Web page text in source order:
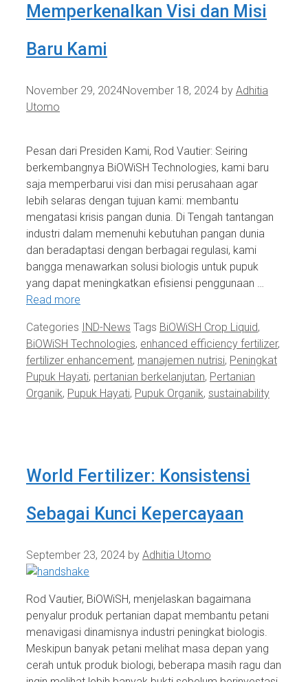
Memperkenalkan Visi dan Misi
Baru Kami
November 29, 2024November 18, 2024 by Adhitia
Utomo
Pesan dari Presiden Kami, Rod Vautier: Seiring
berkembangnya BiOWiSH Technologies, kami baru
saja memperbarui visi dan misi perusahaan agar
lebih selaras dengan tujuan kami: membantu
mengatasi krisis pangan dunia. Di Tengah tantangan
industri dalam memenuhi kebutuhan pangan dunia
dan beradaptasi dengan berbagai regulasi, kami
bangga menawarkan solusi biologis untuk pupuk
yang dapat meningkatkan efisiensi penggunaan …
Read more
Categories IND-News Tags BiOWiSH Crop Liquid,
BiOWiSH Technologies, enhanced efficiency fertilizer,
fertilizer enhancement, manajemen nutrisi, Peningkat
Pupuk Hayati, pertanian berkelanjutan, Pertanian
Organik, Pupuk Hayati, Pupuk Organik, sustainability
World Fertilizer: Konsistensi
Sebagai Kunci Kepercayaan
September 23, 2024 by Adhitia Utomo
Rod Vautier, BiOWiSH, menjelaskan bagaimana
penyalur produk pertanian dapat membantu petani
menavigasi dinamisnya industri peningkat biologis.
Meskipun banyak petani melihat masa depan yang
cerah untuk produk biologi, beberapa masih ragu dan